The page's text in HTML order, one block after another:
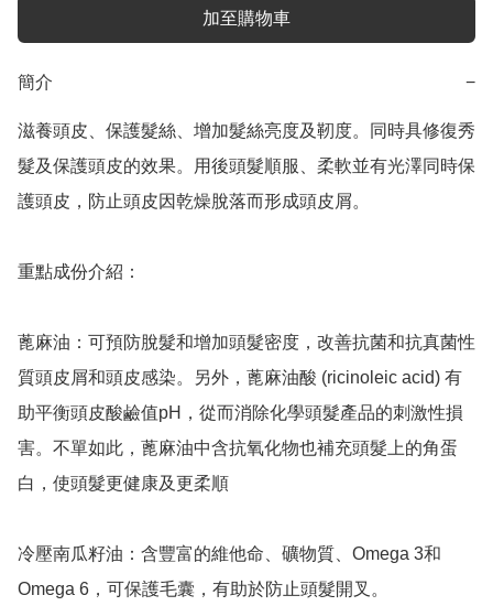
加至購物車
簡介 −
滋養頭皮、保護髮絲、增加髮絲亮度及靭度。同時具修復秀
髮及保護頭皮的效果。用後頭髮順服、柔軟並有光澤同時保
護頭皮，防止頭皮因乾燥脫落而形成頭皮屑。
重點成份介紹：
蓖麻油：可預防脫髮和增加頭髮密度，改善抗菌和抗真菌性
質頭皮屑和頭皮感染。另外，蓖麻油酸 (ricinoleic acid) 有
助平衡頭皮酸鹼值pH，從而消除化學頭髮產品的刺激性損
害。不單如此，蓖麻油中含抗氧化物也補充頭髮上的角蛋
白，使頭髮更健康及更柔順
冷壓南瓜籽油：含豐富的維他命、礦物質、Omega 3和
Omega 6，可保護毛囊，有助於防止頭髮開叉。